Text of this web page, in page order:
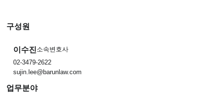
구성원
이수진 소속변호사
02-3479-2622
sujin.lee@barunlaw.com
업무분야